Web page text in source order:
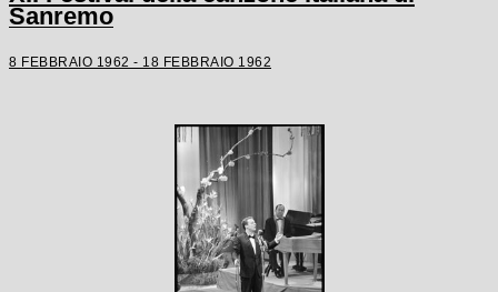
Sanremo
8 FEBBRAIO 1962 - 18 FEBBRAIO 1962